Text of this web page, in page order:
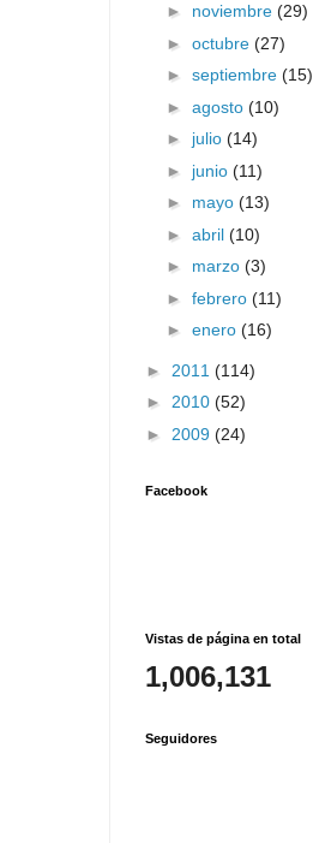
► noviembre (29)
► octubre (27)
► septiembre (15)
► agosto (10)
► julio (14)
► junio (11)
► mayo (13)
► abril (10)
► marzo (3)
► febrero (11)
► enero (16)
► 2011 (114)
► 2010 (52)
► 2009 (24)
Facebook
Vistas de página en total
1,006,131
Seguidores